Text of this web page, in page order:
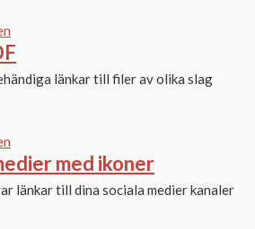
länkar till filer av olika slag
med ikoner
länkar till dina sociala medier kanaler